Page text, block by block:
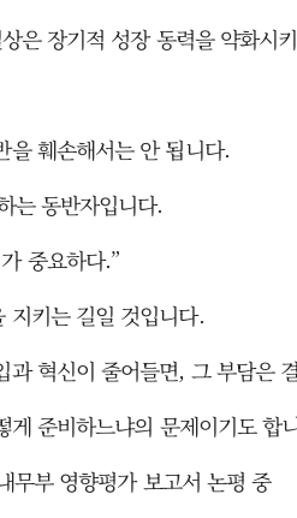
은 장기적 성장 동력을 약화시
을 훼손해서는 안 됩니다.
는 동반자입니다.
중요하다.”
지키는 길일 것입니다.
혁신이 줄어들면, 그 부담은
게 준비하느냐의 문제이기도 합
무부 영향평가 보고서 논평 중